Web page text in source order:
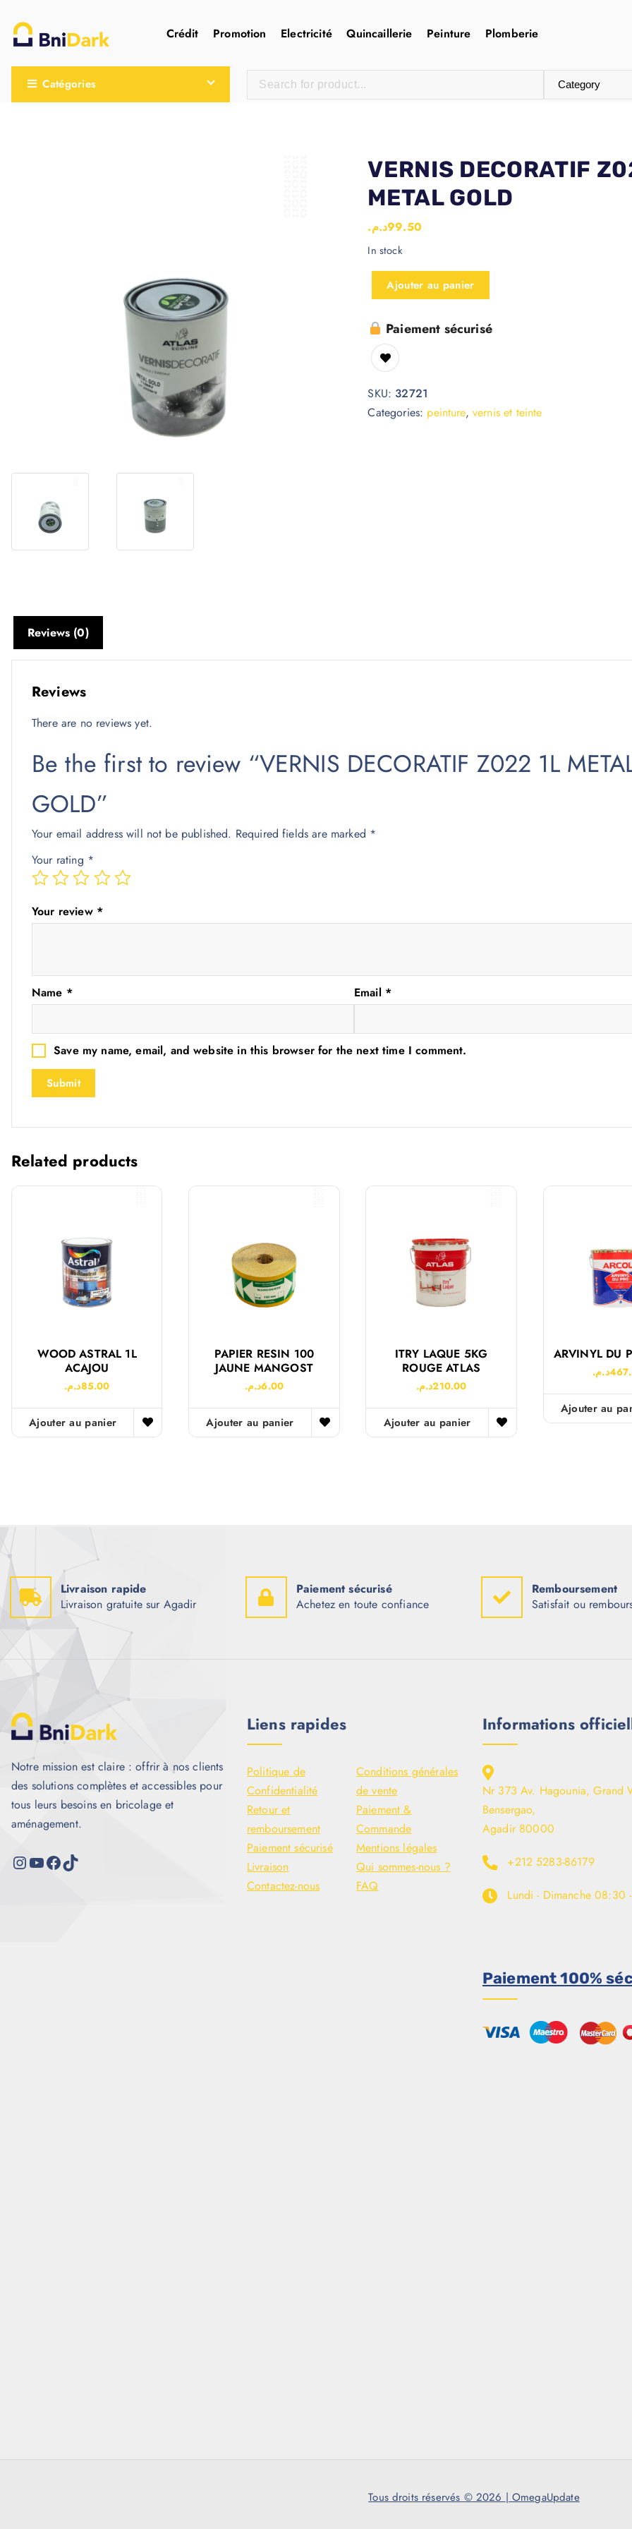
Crédit Promotion Electricité Quincaillerie Peinture Plomberie
Catégories
VERNIS DECORATIF
METAL GOLD
99.50د.م.
In stock
Ajouter au panier
Paiement sécurisé
SKU: 32721
Categories: peinture, vernis et teinte
Reviews (0)
Reviews
There are no reviews yet.
Be the first to review “VERNIS DECORATIF Z022 1L
GOLD”
Your email address will not be published. Required fields are marked *
Your rating *
Your review *
Name * Email *
Save my name, email, and website in this browser for the next time I comment.
Related products
WOOD ASTRAL 1L
ACAJOU
85.00د.م.
Ajouter au panier
PAPIER RESIN 100
JAUNE MANGOST
6.00د.م.
Ajouter au panier
ITRY LAQUE 5KG
ROUGE ATLAS
210.00د.م.
Ajouter au panier
ARVINYL DU
د.م.
Ajouter au
Livraison rapide
Livraison gratuite sur Agadir
Paiement sécurisé
Achetez en toute confiance
Remboursement
Satisfait ou
Notre mission est claire : offrir à nos clients
des solutions complètes et accessibles pour
tous leurs besoins en bricolage et
aménagement.
Liens rapides
Politique de
Confidentialité
Conditions générales
de vente
Retour et
remboursement
Paiement &
Commande
Paiement sécurisé
Mentions légales
Livraison
Qui sommes-nous ?
Contactez-nous
FAQ
Informations
Nr 373 Av. Hagounia, Grand
Bensergao,
Agadir 80000
+212 5283-86179
Lundi - Dimanche 08:30
Paiement 100%
Tous droits réservés © 2026|OmegaUpdate